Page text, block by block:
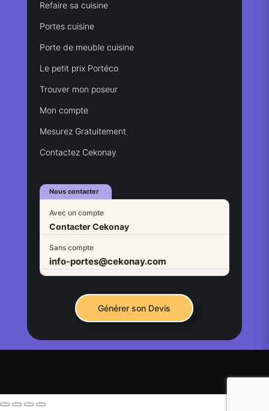
Refaire sa cuisine
Portes cuisine
Porte de meuble cuisine
Le petit prix Portéco
Trouver mon poseur
Mon compte
Mesurez Gratuitement
Contactez Cekonay
Nous contacter
Avec un compte
Contacter Cekonay
Sans compte
info-portes@cekonay.com
Générer son Devis